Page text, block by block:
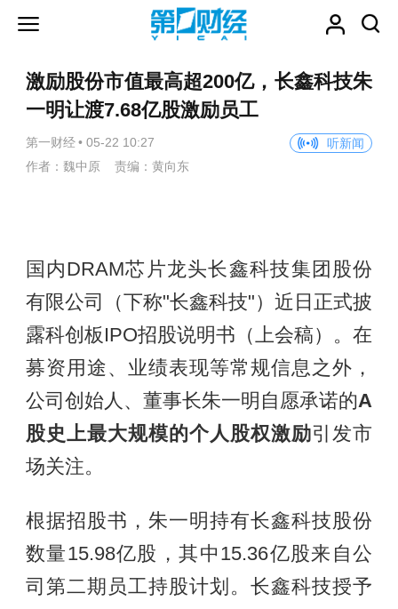
激励股份市值最高超200亿，长鑫科技朱
一明让渡7.68亿股激励员工
第一财经 • 05-22 10:27
听新闻
作者：魏中原 责编：黄向东
国内DRAM芯片龙头长鑫科技集团股份
有限公司（下称"长鑫科技"）近日正式披
露科创板IPO招股说明书（上会稿）。在
募资用途、业绩表现等常规信息之外，
公司创始人、董事长朱一明自愿承诺的A
股史上最大规模的个人股权激励引发市
场关注。
根据招股书，朱一明持有长鑫科技股份
数量15.98亿股，其中15.36亿股来自公
司第二期员工持股计划。长鑫科技授予